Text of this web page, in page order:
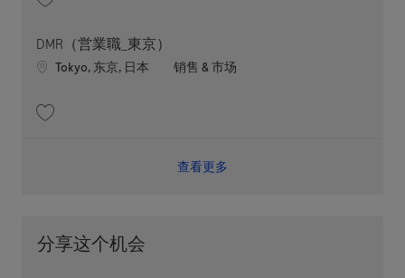
DMR（営業職_東京）
Location
Tokyo, 东京, 日本 职位类别
销售 & 市场
查看更多
分享这个机会